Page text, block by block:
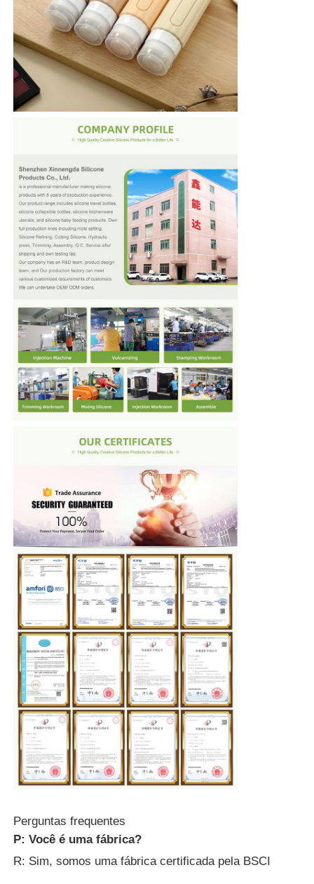
Perguntas frequentes
P: Você é uma fábrica?
R: Sim, somos uma fábrica certificada pela BSCI